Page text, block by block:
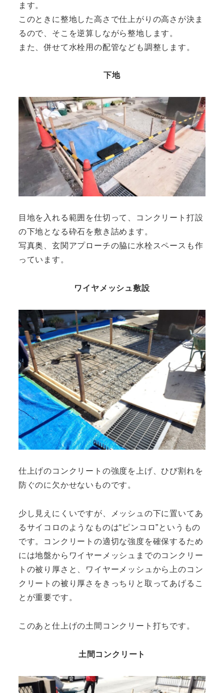
ます。
このときに整地した高さで仕上がりの高さが決ま
るので、そこを逆算しながら整地します。
また、併せて水栓用の配管なども調整します。
下地
目地を入れる範囲を仕切って、コンクリート打設
の下地となる砕石を敷き詰めます。
写真奥、玄関アプローチの脇に水栓スペースも作
っています。
ワイヤメッシュ敷設
仕上げのコンクリートの強度を上げ、ひび割れを
防ぐのに欠かせないものです。
少し見えにくいですが、メッシュの下に置いてあ
るサイコロのようなものは“ピンコロ”というもの
です。コンクリートの適切な強度を確保するため
には地盤からワイヤーメッシュまでのコンクリー
トの被り厚さと、ワイヤーメッシュから上のコン
クリートの被り厚さをきっちりと取ってあげるこ
とが重要です。
このあと仕上げの土間コンクリート打ちです。
土間コンクリート